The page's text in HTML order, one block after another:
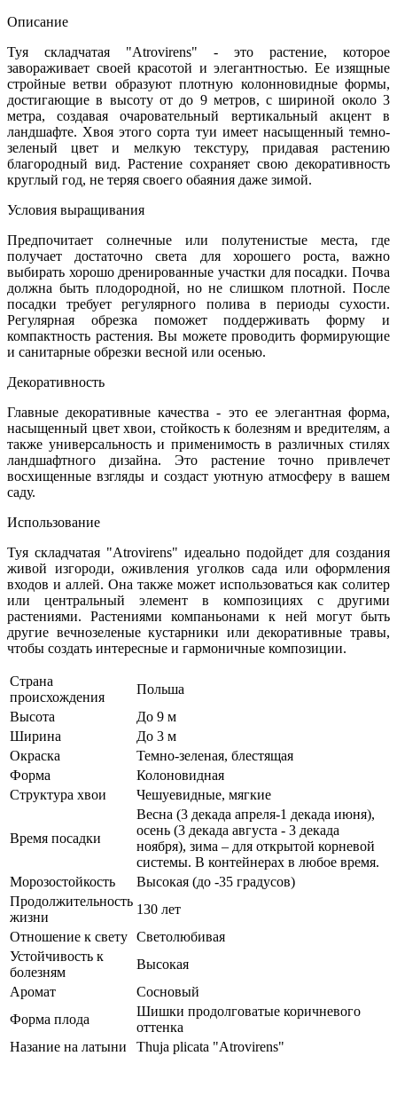
Описание
Туя складчатая "Atrovirens" - это растение, которое
завораживает своей красотой и элегантностью. Ее изящные
стройные ветви образуют плотную колонновидные формы,
достигающие в высоту от до 9 метров, с шириной около 3
метра, создавая очаровательный вертикальный акцент в
ландшафте. Хвоя этого сорта туи имеет насыщенный темно-
зеленый цвет и мелкую текстуру, придавая растению
благородный вид. Растение сохраняет свою декоративность
круглый год, не теряя своего обаяния даже зимой.
Условия выращивания
Предпочитает солнечные или полутенистые места, где
получает достаточно света для хорошего роста, важно
выбирать хорошо дренированные участки для посадки. Почва
должна быть плодородной, но не слишком плотной. После
посадки требует регулярного полива в периоды сухости.
Регулярная обрезка поможет поддерживать форму и
компактность растения. Вы можете проводить формирующие
и санитарные обрезки весной или осенью.
Декоративность
Главные декоративные качества - это ее элегантная форма,
насыщенный цвет хвои, стойкость к болезням и вредителям, а
также универсальность и применимость в различных стилях
ландшафтного дизайна. Это растение точно привлечет
восхищенные взгляды и создаст уютную атмосферу в вашем
саду.
Использование
Туя складчатая "Atrovirens" идеально подойдет для создания
живой изгороди, оживления уголков сада или оформления
входов и аллей. Она также может использоваться как солитер
или центральный элемент в композициях с другими
растениями. Растениями компаньонами к ней могут быть
другие вечнозеленые кустарники или декоративные травы,
чтобы создать интересные и гармоничные композиции.
Страна
происхождения
Польша
Высота
До 9 м
Ширина
До 3 м
Окраска
Темно-зеленая, блестящая
Форма
Колоновидная
Структура хвои
Чешуевидные, мягкие
Время посадки
Весна (3 декада апреля-1 декада июня),
осень (3 декада августа - 3 декада
ноября), зима – для открытой корневой
системы. В контейнерах в любое время.
Морозостойкость
Высокая (до -35 градусов)
Продолжительность
жизни
130 лет
Отношение к свету Светолюбивая
Устойчивость к
болезням
Высокая
Аромат
Сосновый
Форма плода
Шишки продолговатые коричневого
оттенка
Назание на латыни
Thuja plicata "Atrovirens"